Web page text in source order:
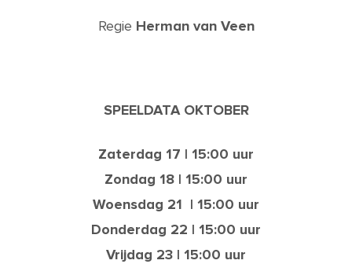
Regie Herman van Veen
SPEELDATA OKTOBER
Zaterdag 17 | 15:00 uur
Zondag 18 | 15:00 uur
Woensdag 21 | 15:00 uur
Donderdag 22 | 15:00 uur
Vrijdag 23 | 15:00 uur